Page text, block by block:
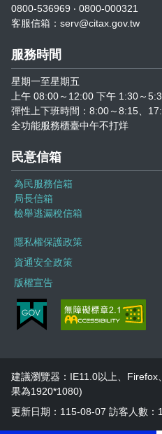
災害減免專區
民法調降成年年齡專區
延、分期繳稅專區
0800-536969 ‧ 0800-000321
客服信箱：serv@citax.gov.tw
服務時間
星期一至星期五
上午 08:00～12:00 下午 1:30～
彈性上下班時間：8:00～8:15、
全功能服務櫃臺中午不打烊
民意信箱
為民服務信箱
局長信箱
檢舉逃漏稅信箱
隱私權保護政策
資通安全政策
版權宣告
建議瀏覽器：IE11.0以上、
果為1920*1080)
更新日期：115-08-07 訪客人數：